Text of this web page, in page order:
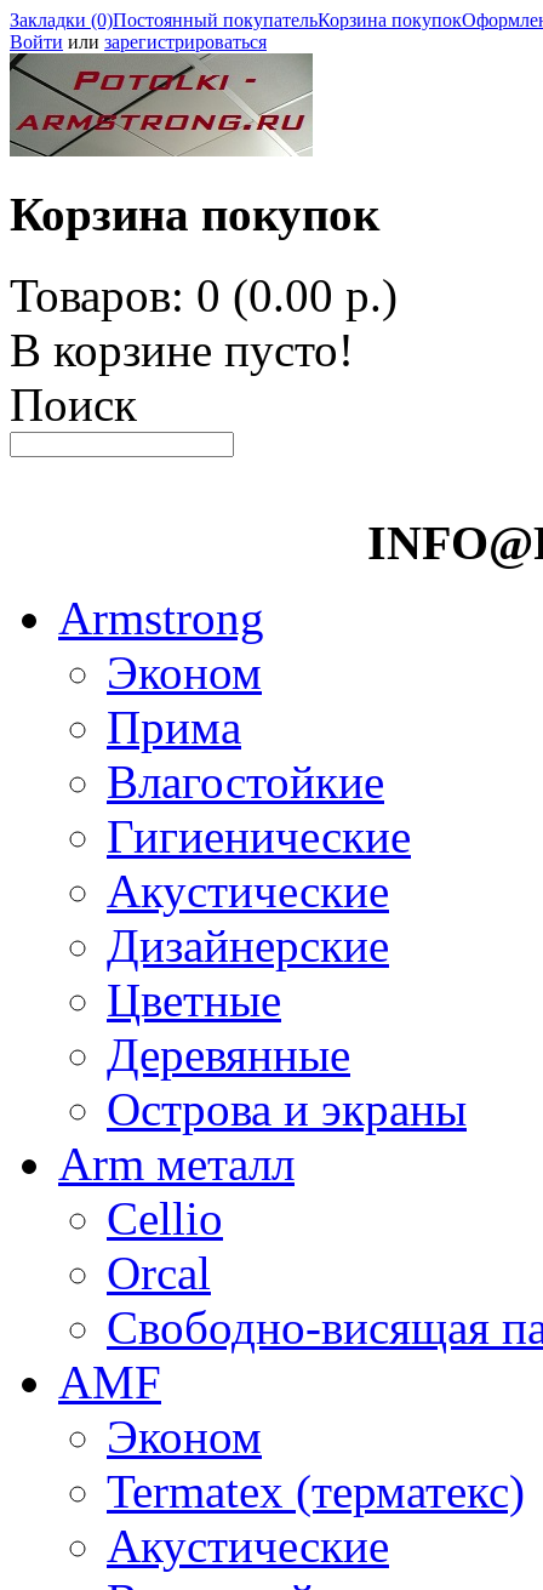
Закладки (0)Постоянный покупательКорзина покупок
Войти или зарегистрироваться
Корзина покупок
Товаров: 0 (0.00 р.)
В корзине пусто!
Поиск
Armstrong
Эконом
Прима
Влагостойкие
Гигиенические
Акустические
Дизайнерские
Цветные
Деревянные
Острова и экраны
Arm металл
Cellio
Orcal
Свободно-висящая
AMF
Эконом
Termatex (терматекс)
Акустические